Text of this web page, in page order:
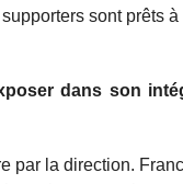
sont prêts
dans son
par la direction.